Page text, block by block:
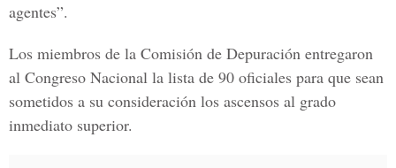
agentes”.
Los miembros de la Comisión de Depuración entregaron
al Congreso Nacional la lista de 90 oficiales para que sean
sometidos a su consideración los ascensos al grado
inmediato superior.